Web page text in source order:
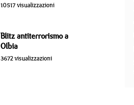
10517 visualizzazioni
Blitz antiterrorismo a
Olbia
3672 visualizzazioni